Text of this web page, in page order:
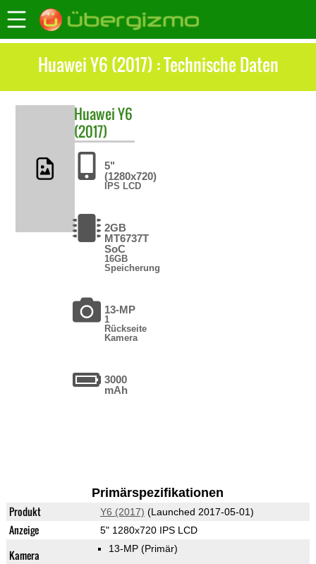
Huawei Y6 (2017) : Technische Daten
HuaweiY6
(2017)
5"
(1280x720)
IPS LCD
2GB
MT6737T
SoC
16GB
Speicherung
13-MP
1
Rückseite
Kamera
3000
mAh
Primärspezifikationen
Produkt Y6 (2017) (Launched 2017-05-01)
Anzeige 5" 1280x720 IPS LCD
Kamera 13-MP (Primär)